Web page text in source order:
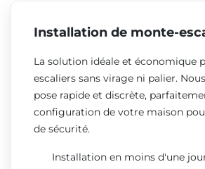
Installation de monte-
La solution idéale et économique
escaliers sans virage ni palier.
pose rapide et discrète,
configuration de votre maison
de sécurité.
Installation en moins d'une